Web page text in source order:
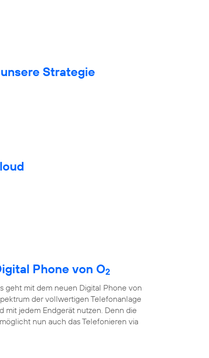
Strategie
Phone von O2
geht mit dem neuen Digital Phone von
der vollwertigen Telefonanlage
jedem Endgerät nutzen. Denn die
nun auch das Telefonieren via